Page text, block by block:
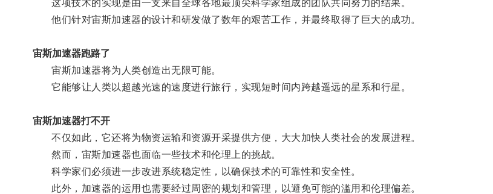
这项技术的实现是由一支来自全球各地最顶尖科学家组成的团队共同努力的结果。
他们针对宙斯加速器的设计和研发做了数年的艰苦工作，并最终取得了巨大的成功。
宙斯加速器跑路了
宙斯加速器将为人类创造出无限可能。
它能够让人类以超越光速的速度进行旅行，实现短时间内跨越遥远的星系和行星。
宙斯加速器打不开
不仅如此，它还将为物资运输和资源开采提供方便，大大加快人类社会的发展进程。
然而，宙斯加速器也面临一些技术和伦理上的挑战。
科学家们必须进一步改进系统稳定性，以确保技术的可靠性和安全性。
此外，加速器的运用也需要经过周密的规划和管理，以避免可能的滥用和伦理偏差。